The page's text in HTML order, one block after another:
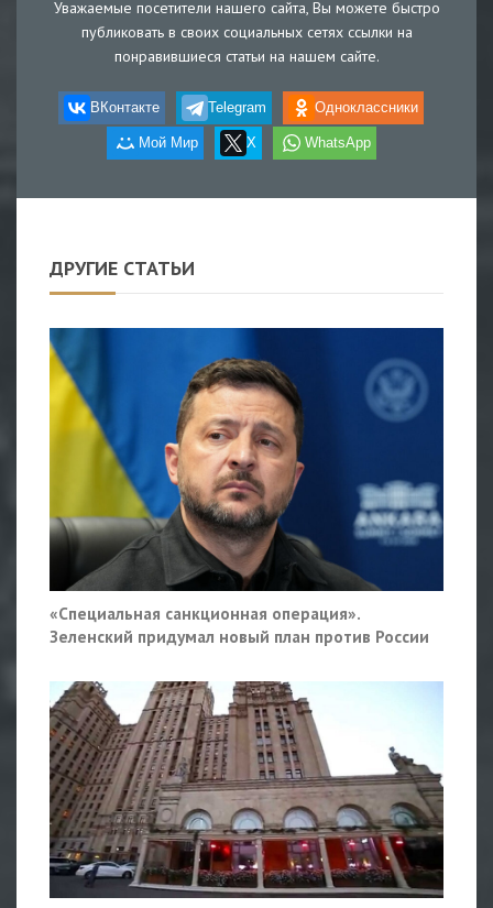
Уважаемые посетители нашего сайта, Вы можете быстро
публиковать в своих социальных сетях ссылки на
понравившиеся статьи на нашем сайте.
ВКонтакте Telegram Одноклассники
Мой Мир X WhatsApp
ДРУГИЕ СТАТЬИ
«Специальная санкционная операция».
Зеленский придумал новый план против России